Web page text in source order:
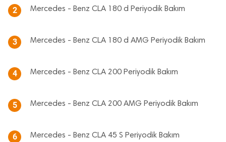
2 Mercedes - Benz CLA 180 d Periyodik Bakım
3 Mercedes - Benz CLA 180 d AMG Periyodik Bakım
4 Mercedes - Benz CLA 200 Periyodik Bakım
5 Mercedes - Benz CLA 200 AMG Periyodik Bakım
6 Mercedes - Benz CLA 45 S Periyodik Bakım